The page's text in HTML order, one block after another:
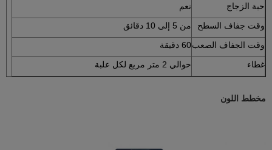
حبة الزجاج
نعم
وقت جفاف السطح
من 5 إلى 10 دقائق
وقت الجفاف الصعب60 دقيقة
غطاء
حوالي 2 متر مربع لكل علبة
مخطط اللون